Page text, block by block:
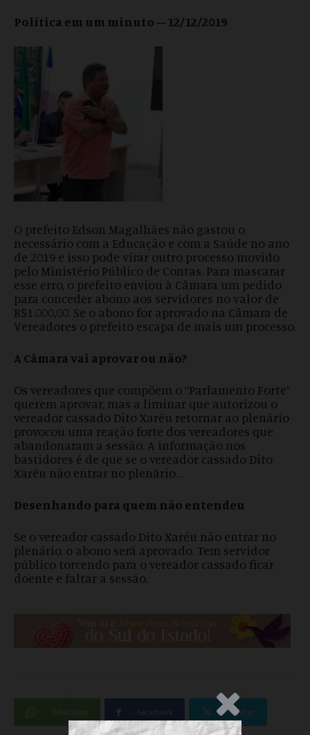
.Anúncio
Política em um minuto – 12/12/2019
O prefeito Edson Magalhães não gastou o
necessário com a Educação e com a Saúde no ano
de 2019 e isso pode virar outro processo movido
pelo Ministério Público de Contas. Para mascarar
esse erro, o prefeito enviou à Câmara um pedido
para conceder abono aos servidores no valor de
R$1.000,00. Se o abono for aprovado na Câmara de
Vereadores o prefeito escapa de mais um processo.
A Câmara vai aprovar ou não?
Os vereadores que compõem o “Parlamento Forte”
querem aprovar, mas a liminar que autorizou o
vereador cassado Dito Xaréu retornar ao plenário
provocou uma reação forte dos vereadores que
abandonaram a sessão. A informação nos
bastidores é de que se o vereador cassado Dito
Xaréu não entrar no plenário…
Desenhando para quem não entendeu
Se o vereador cassado Dito Xaréu não entrar no
plenário, o abono será aprovado. Tem servidor
público torcendo para o vereador cassado ficar
doente e faltar a sessão.
Facebook Twitter